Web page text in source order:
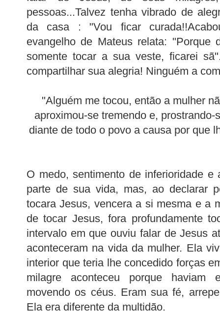
pessoas...Talvez tenha vibrado de
da casa : "Vou ficar
evangelho de Mateus relata: "Porque
somente tocar a sua veste, ficarei
compartilhar sua alegria! Ninguém a
"Alguém me tocou, então a mulher
aproximou-se tremendo e,
diante de todo o povo a causa por que
O medo, sentimento de inferioridade e
parte de sua vida, mas, ao declarar
tocara Jesus, vencera a si mesma e a
de tocar Jesus, fora profundamente
intervalo em que ouviu falar de Jesus
aconteceram na vida da mulher. Ela
interior que teria lhe concedido forças
milagre aconteceu porque haviam
movendo os céus. Eram sua fé,
Ela era diferente da multidão.